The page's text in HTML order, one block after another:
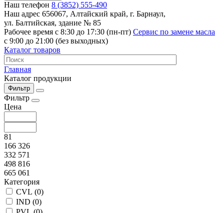
Наш телефон 8 (3852) 555-490
Наш адрес 656067, Алтайский край, г. Барнаул,
ул. Балтийская, здание № 85
Рабочее время с 8:30 до 17:30 (пн-пт) Сервис по замене масла
с 9:00 до 21:00 (без выходных)
Каталог товаров
Главная
Каталог продукции
Фильтр
Фильтр
Цена
81
166 326
332 571
498 816
665 061
Категория
CVL (0)
IND (0)